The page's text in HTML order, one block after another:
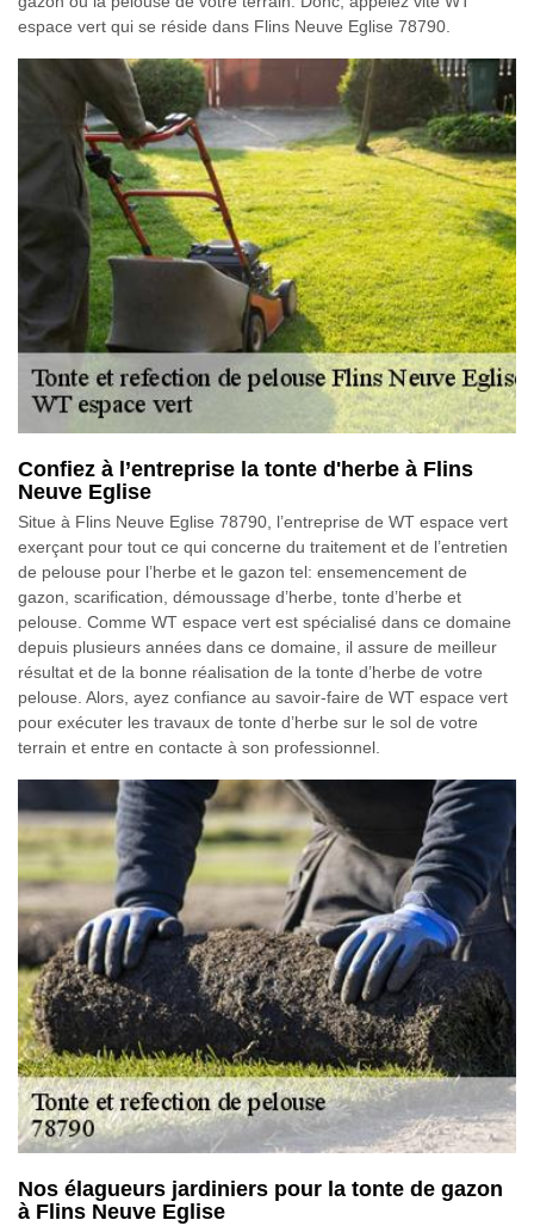
espace vert qui se réside dans Flins Neuve Eglise 78790.
Confiez à l’entreprise la tonte d'herbe à Flins
Neuve Eglise
Situe à Flins Neuve Eglise 78790, l’entreprise de WT espace vert
exerçant pour tout ce qui concerne du traitement et de l’entretien
de pelouse pour l’herbe et le gazon tel: ensemencement de
gazon, scarification, démoussage d’herbe, tonte d’herbe et
pelouse. Comme WT espace vert est spécialisé dans ce domaine
depuis plusieurs années dans ce domaine, il assure de meilleur
résultat et de la bonne réalisation de la tonte d’herbe de votre
pelouse. Alors, ayez confiance au savoir-faire de WT espace vert
pour exécuter les travaux de tonte d’herbe sur le sol de votre
terrain et entre en contacte à son professionnel.
Nos élagueurs jardiniers pour la tonte de gazon
à Flins Neuve Eglise